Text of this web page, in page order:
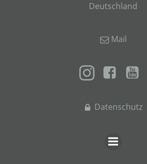
Deutschland
Mail
Datenschutz